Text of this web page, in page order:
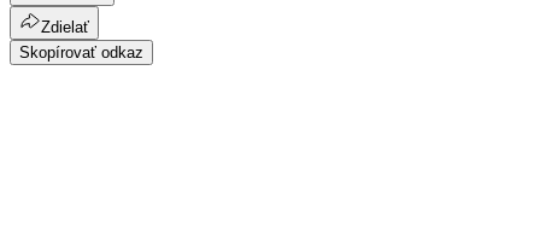
Zdielať
Skopírovať odkaz